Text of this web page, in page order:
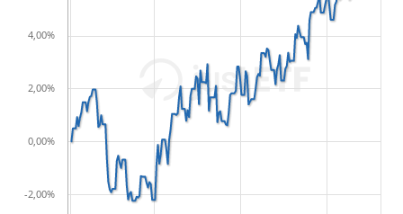
-2,00%
0,00%
2,00%
4,00%